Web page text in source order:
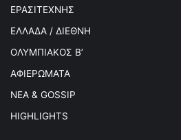
ΕΡΑΣΙΤΕΧΝΗΣ
ΕΛΛΑΔΑ / ΔΙΕΘΝΗ
ΟΛΥΜΠΙΑΚΟΣ Β’
ΑΦΙΕΡΩΜΑΤΑ
ΝΕΑ & GOSSIP
HIGHLIGHTS